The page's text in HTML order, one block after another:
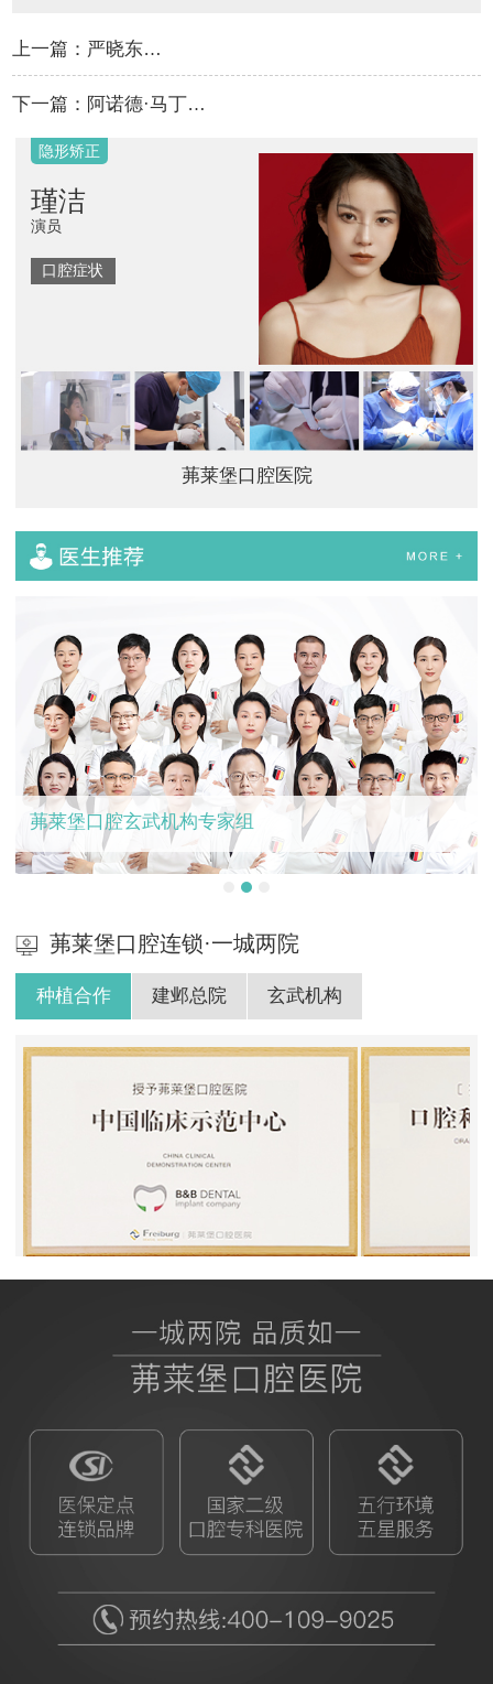
上一篇： 严晓东…
下一篇： 阿诺德·马丁…
隐形矫正
瑾洁
演员
口腔症状
茀莱堡口腔医院
茀莱堡口腔玄武机构专家组
茀莱堡口腔连锁·一城两院
种植合作 建邺总院 玄武机构
BB授权茀莱堡口腔医院 ITI授